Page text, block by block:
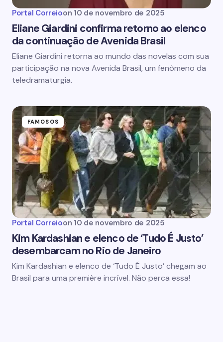
Portal Correioon 10 de novembro de 2025
Eliane Giardini confirma retorno ao elenco
da continuação de Avenida Brasil
Eliane Giardini retorna ao mundo das novelas com sua
participação na nova Avenida Brasil, um fenômeno da
teledramaturgia.
FAMOSOS
Portal Correioon 10 de novembro de 2025
Kim Kardashian e elenco de ‘Tudo É Justo’
desembarcam no Rio de Janeiro
Kim Kardashian e elenco de ‘Tudo É Justo’ chegam ao
Brasil para uma première incrível. Não perca essa!